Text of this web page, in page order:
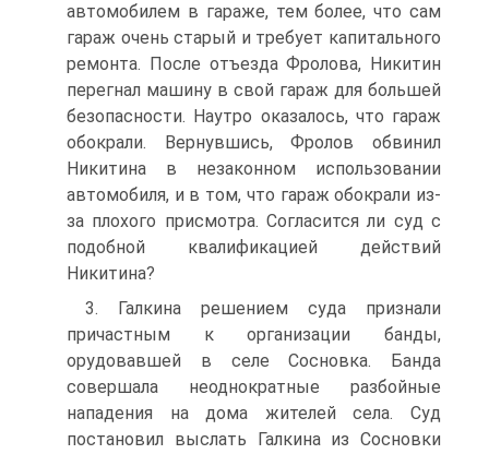
автомобилем в гараже, тем более, что сам
гараж очень старый и требует капитального
ремонта. После отъезда Фролова, Никитин
перегнал машину в свой гараж для большей
безопасности. Наутро оказалось, что гараж
обокрали. Вернувшись, Фролов обвинил
Никитина в незаконном использовании
автомобиля, и в том, что гараж обокрали из-
за плохого присмотра. Согласится ли суд с
подобной квалификацией действий
Никитина?
3. Галкина решением суда признали
причастным к организации банды,
орудовавшей в селе Сосновка. Банда
совершала неоднократные разбойные
нападения на дома жителей села. Суд
постановил выслать Галкина из Сосновки